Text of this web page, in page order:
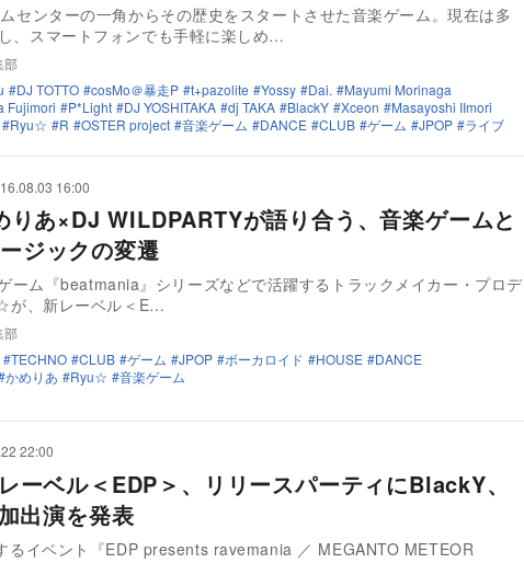
センターの一角からその歴史をスタートさせた音楽ゲーム。現在は多
、スマートフォンでも手軽に楽しめ…
部
DJ TOTTO cosMo＠暴走P t+pazolite Yossy Dai.
Mayumi Morinaga
Fujimori P*Light DJ YOSHITAKA dj TAKA BlackY Xceon
Masayoshi IImori
Ryu☆ R OSTER project 音楽ゲーム DANCE CLUB ゲーム JPOP ライブ
16:00
あ×DJ WILDPARTYが語り合う、音楽ゲームと
ジックの変遷
ーム『beatmania』シリーズなどで活躍するトラックメイカー・プロデ
が、新レーベル＜E…
部
TECHNO CLUB ゲーム JPOP ボーカロイド HOUSE
DANCE
かめりあ Ryu☆ 音楽ゲーム
22:00
ーベル＜EDP＞、リリースパーティにBlackY、
出演を発表
るイベント『EDP presents ravemania ／ MEGANTO METEOR